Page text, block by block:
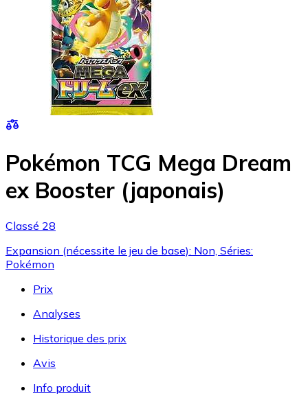
Pokémon TCG Mega Dream
ex Booster (japonais)
Classé 28
Expansion (nécessite le jeu de base): Non, Séries:
Pokémon
Prix
Analyses
Historique des prix
Avis
Info produit